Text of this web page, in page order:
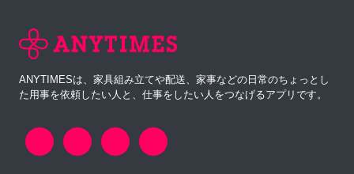
ANYTIMESは、家具組み立てや配送、家事などの日常のちょっとし
た用事を依頼したい人と、仕事をしたい人をつなげるアプリです。